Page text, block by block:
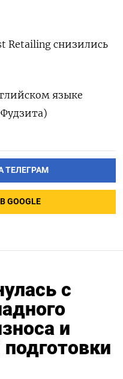
Retailing снизились
языке
ТЕЛЕГРАМ
с
и